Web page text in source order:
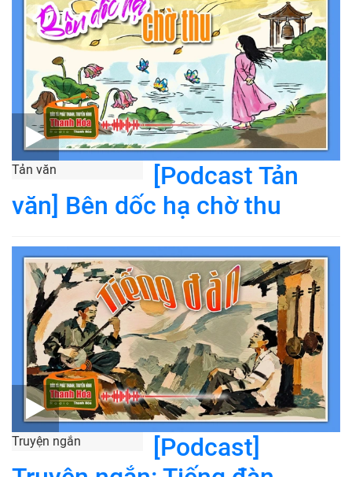
Tản văn
[Podcast Tản
văn] Bên dốc hạ chờ thu
Truyện ngắn
[Podcast]